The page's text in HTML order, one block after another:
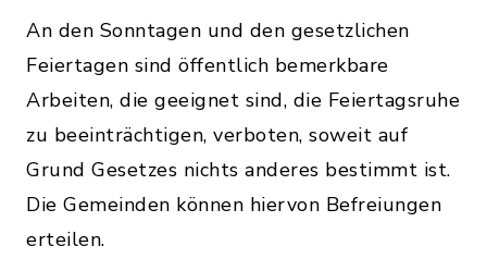
An den Sonntagen und den gesetzlichen
Feiertagen sind öffentlich bemerkbare
Arbeiten, die geeignet sind, die Feiertagsruhe
zu beeinträchtigen, verboten, soweit auf
Grund Gesetzes nichts anderes bestimmt ist.
Die Gemeinden können hiervon Befreiungen
erteilen.